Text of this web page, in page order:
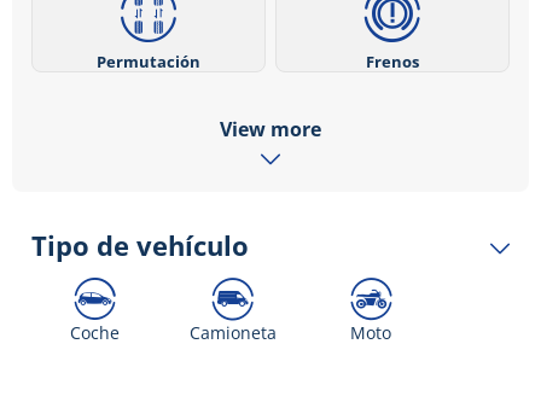
Permutación Frenos
View more
Tipo de vehículo
Coche Camioneta Moto